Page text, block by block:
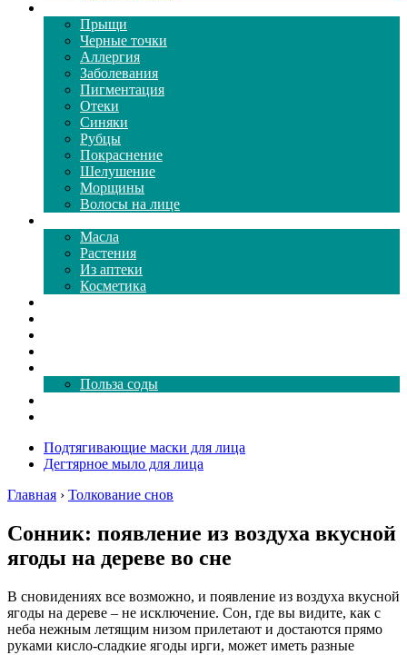
Прыщи
Черные точки
Аллергия
Заболевания
Пигментация
Отеки
Синяки
Рубцы
Покраснение
Шелушение
Морщины
Волосы на лице
Масла
Растения
Из аптеки
Косметика
Польза соды
Подтягивающие маски для лица
Дегтярное мыло для лица
Главная › Толкование снов
Сонник: появление из воздуха вкусной
ягоды на дереве во сне
В сновидениях все возможно, и появление из воздуха вкусной
ягоды на дереве – не исключение. Сон, где вы видите, как с
неба нежным летящим низом прилетают и достаются прямо
руками кисло-сладкие ягоды ирги, может иметь разные